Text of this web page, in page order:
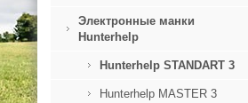
Электронные манки
Hunterhelp
Hunterhelp STANDART 3
Hunterhelp MASTER 3